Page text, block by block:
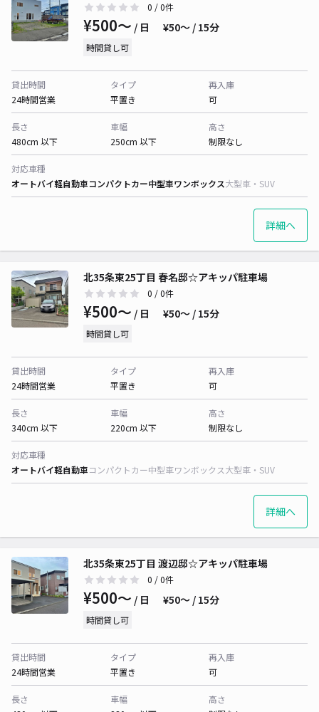
0 / 0件
¥500〜 / 日 ¥50〜 / 15分
時間貸し可
貸出時間
24時間営業
タイプ
平置き
再入庫
可
長さ
480cm 以下
車幅
250cm 以下
高さ
制限なし
対応車種
オートバイ軽自動車コンパクトカー中型車ワンボックス大型車・SUV
詳細へ
北35条東25丁目 春名邸☆アキッパ駐車場
0 / 0件
¥500〜 / 日 ¥50〜 / 15分
時間貸し可
貸出時間
24時間営業
タイプ
平置き
再入庫
可
長さ
340cm 以下
車幅
220cm 以下
高さ
制限なし
対応車種
オートバイ軽自動車コンパクトカー中型車ワンボックス大型車・SUV
詳細へ
北35条東25丁目 渡辺邸☆アキッパ駐車場
0 / 0件
¥500〜 / 日 ¥50〜 / 15分
時間貸し可
貸出時間
24時間営業
タイプ
平置き
再入庫
可
長さ
車幅
高さ